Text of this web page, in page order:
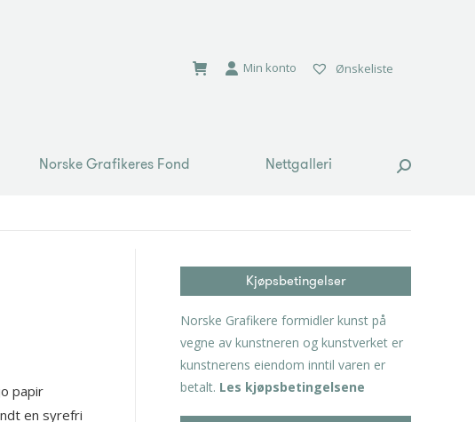
Min konto Ønskeliste
Norske Grafikeres Fond Nettgalleri Search:
papir
en syrefri
Kjøpsbetingelser
Norske Grafikere formidler kunst på
vegne av kunstneren og kunstverket er
kunstnerens eiendom inntil varen er
betalt. Les kjøpsbetingelsene